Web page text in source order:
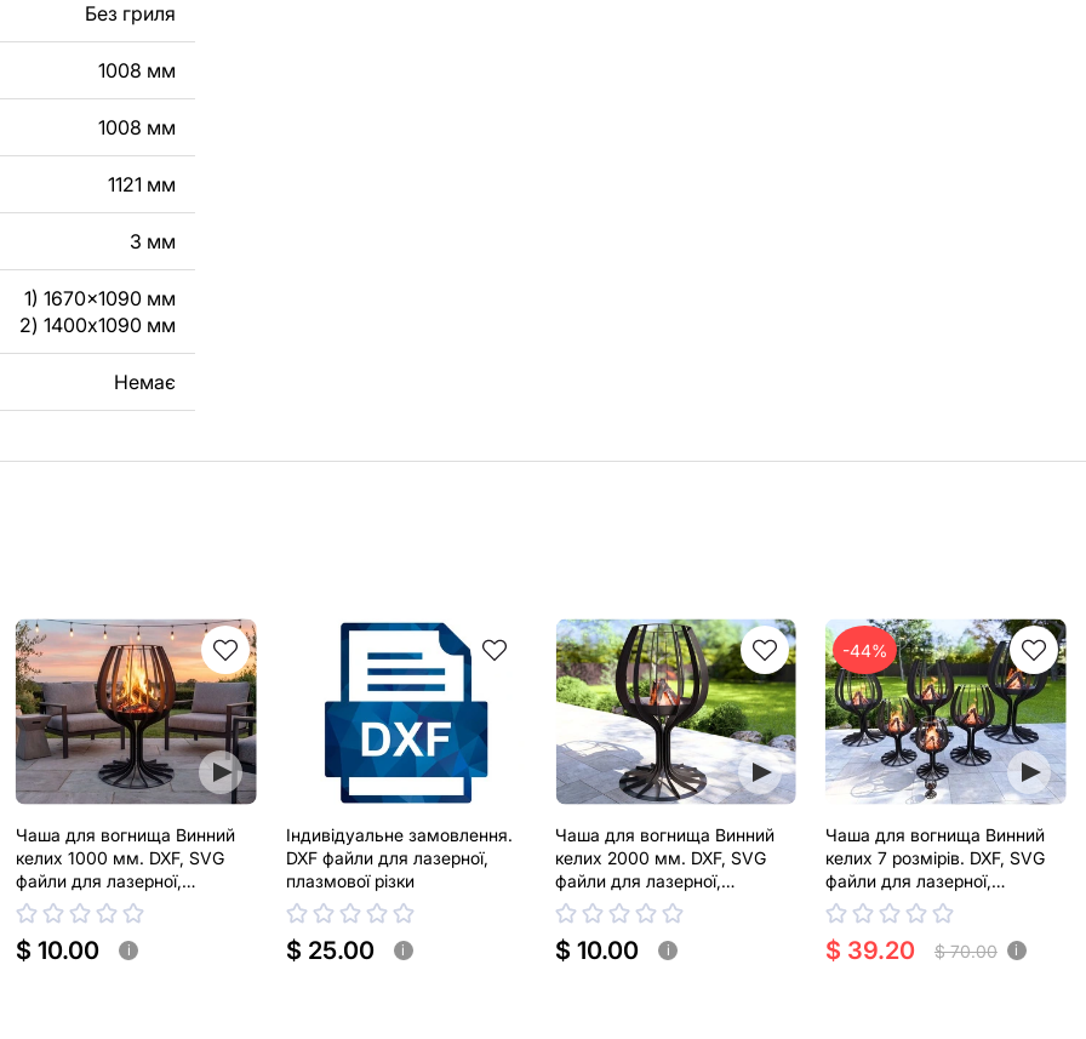
зв'яжіться з
Без гриля
1008 мм
1008 мм
1121 мм
3 мм
1) 1670x1090 мм
2) 1400x1090 мм
Немає
Чаша для вогнища Винний
келих 1000 мм. DXF, SVG
файли для лазерної,
плазмової різки
$ 10.00 i
Індивідуальне замовлення.
DXF файли для лазерної,
плазмової різки
$ 25.00 i
Чаша для вогнища Винний
келих 2000 мм. DXF, SVG
файли для лазерної,
плазмової різки
$ 10.00 i
-44%
Чаша для вогнища Винний
келих 7 розмірів. DXF, SVG
файли для лазерної,
плазмової різки
$ 39.20 $ 70.00 i